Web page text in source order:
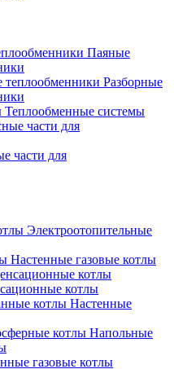
Паяные
Разборные
Теплообменные системы
части для
Электроотопительные
Настенные газовые котлы
котлы
Настенные
Напольные